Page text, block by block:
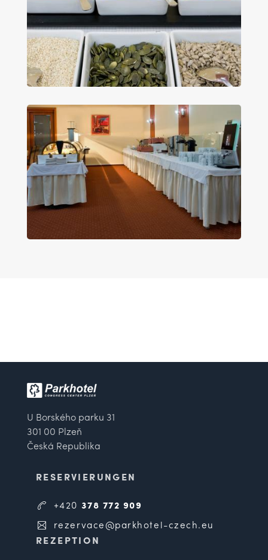
U Borského parku 31
301 00 Plzeň
Česká Republika
RESERVIERUNGEN
+420 378 772 909
rezervace@parkhotel-czech.eu
REZEPTION